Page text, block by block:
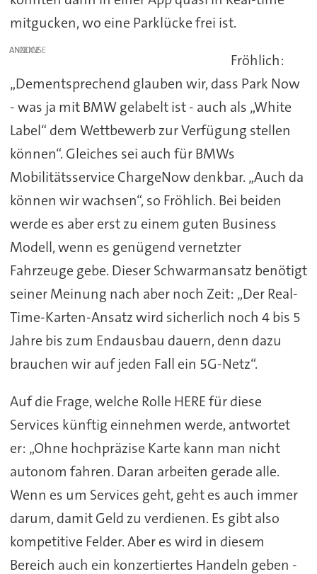
mitgucken, wo eine Parklücke frei ist.
ANZEIGE
Fröhlich:
„Dementsprechend glauben wir, dass Park Now
- was ja mit BMW gelabelt ist - auch als „White
Label“ dem Wettbewerb zur Verfügung stellen
können“. Gleiches sei auch für BMWs
Mobilitätsservice ChargeNow denkbar. „Auch da
können wir wachsen“, so Fröhlich. Bei beiden
werde es aber erst zu einem guten Business
Modell, wenn es genügend vernetzter
Fahrzeuge gebe. Dieser Schwarmansatz benötigt
seiner Meinung nach aber noch Zeit: „Der Real-
Time-Karten-Ansatz wird sicherlich noch 4 bis 5
Jahre bis zum Endausbau dauern, denn dazu
brauchen wir auf jeden Fall ein 5G-Netz“.
Auf die Frage, welche Rolle HERE für diese
Services künftig einnehmen werde, antwortet
er: „Ohne hochpräzise Karte kann man nicht
autonom fahren. Daran arbeiten gerade alle.
Wenn es um Services geht, geht es auch immer
darum, damit Geld zu verdienen. Es gibt also
kompetitive Felder. Aber es wird in diesem
Bereich auch ein konzertiertes Handeln geben -